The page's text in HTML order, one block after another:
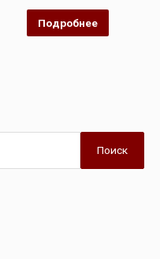
из 5
Подробнее
Поиск